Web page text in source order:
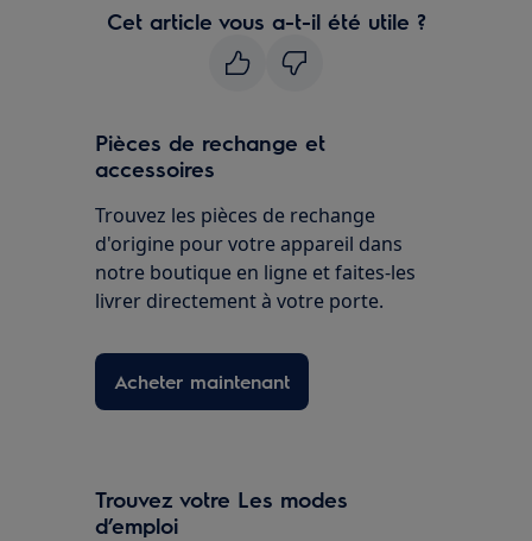
Cet article vous a-t-il été utile ?
Pièces de rechange et
accessoires
Trouvez les pièces de rechange
d'origine pour votre appareil dans
notre boutique en ligne et faites-les
livrer directement à votre porte.
Acheter maintenant
Trouvez votre Les modes
d’emploi